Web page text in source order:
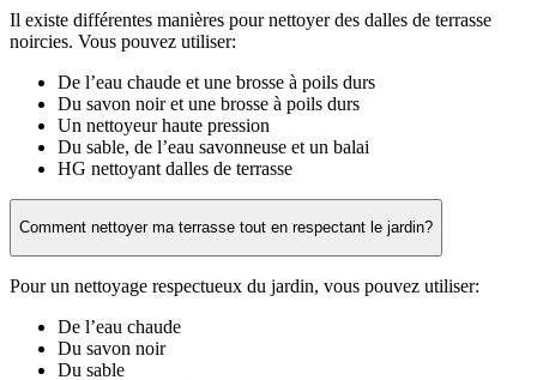
Il existe différentes manières pour nettoyer des dalles de terrasse
noircies. Vous pouvez utiliser:
De l’eau chaude et une brosse à poils durs
Du savon noir et une brosse à poils durs
Un nettoyeur haute pression
Du sable, de l’eau savonneuse et un balai
HG nettoyant dalles de terrasse
Comment nettoyer ma terrasse tout en respectant le jardin?
Pour un nettoyage respectueux du jardin, vous pouvez utiliser:
De l’eau chaude
Du savon noir
Du sable